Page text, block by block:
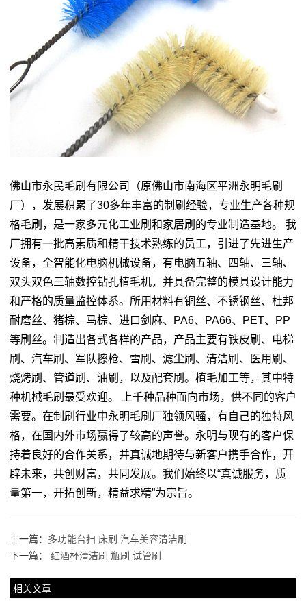
佛山市永民毛刷有限公司（原佛山市南海区平洲永明毛刷
厂），发展积累了30多年丰富的制刷经验，专业生产各种规
格毛刷，是一家多元化工业刷和家居刷的专业制造基地。 我
厂拥有一批高素质和精干技术熟练的员工，引进了先进生产
设备，全智能化电脑机械设备，有电脑五轴、四轴、三轴、
双头双色三轴数控钻孔植毛机，并具备完整的模具设计能力
和严格的质量监控体系。所用材料有铜丝、不锈钢丝、杜邦
耐磨丝、猪棕、马棕、进口剑麻、PA6、PA66、PET、PP
等刷丝。制造出各式各样的产品，产品主要有铁皮刷、电梯
刷、汽车刷、军队擦枪、雪刷、滤尘刷、清洁刷、医用刷、
烧烤刷、管道刷、油刷，以及配套刷。植毛加工等，其中特
种机械毛刷最受欢迎。 上千种品种面向市场，供不同的客户
需要。在制刷行业中永明毛刷厂独领风骚，有自己的独特风
格，在国内外市场赢得了较高的声誉。永明与现有的客户保
持着良好的合作关系，并真诚地期待与新客户携手合作，开
辟未来，共创财富，共同发展。我们始终以“真诚服务，质
量第一，开拓创新，精益求精”为宗旨。
上一篇： 多功能台扫 床刷 汽车美容清洁刷
下一篇： 红酒杯清洁刷 瓶刷 试管刷
相关文章